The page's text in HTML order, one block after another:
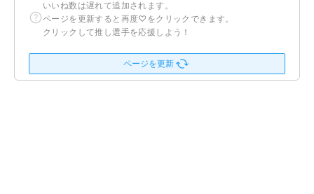
いいね数は遅れて追加されます。
ページを更新すると再度♡をクリックできます。
クリックして推し選手を応援しよう！
ページを更新